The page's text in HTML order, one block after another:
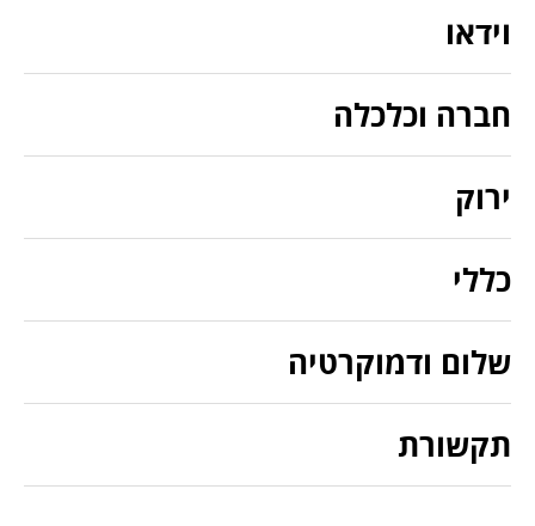
וידאו
חברה וכלכלה
ירוק
כללי
שלום ודמוקרטיה
תקשורת